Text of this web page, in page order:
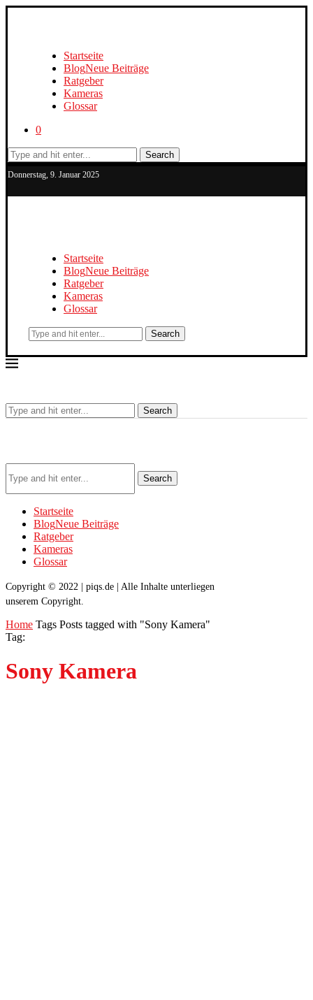
Startseite
BlogNeue Beiträge
Ratgeber
Kameras
Glossar
0
Search
Donnerstag, 9. Januar 2025
Startseite
BlogNeue Beiträge
Ratgeber
Kameras
Glossar
Search
Search
Search
Startseite
BlogNeue Beiträge
Ratgeber
Kameras
Glossar
Copyright © 2022 | piqs.de | Alle Inhalte unterliegen
unserem Copyright.
Home Tags Posts tagged with "Sony Kamera"
Tag:
Sony Kamera